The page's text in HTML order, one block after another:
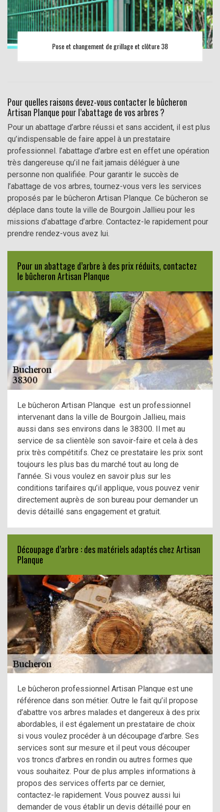
Pose et changement de grillage et clôture 38
Pour quelles raisons devez-vous contacter le bûcheron
Artisan Planque pour l’abattage de vos arbres ?
Pour un abattage d’arbre réussi et sans accident, il est plus
qu’indispensable de faire appel à un prestataire
professionnel. l’abattage d’arbre est en effet une opération
très dangereuse qu’il ne fait jamais déléguer à une
personne non qualifiée. Pour garantir le succès de
l’abattage de vos arbres, tournez-vous vers les services
proposés par le bûcheron Artisan Planque. Ce bûcheron se
déplace dans toute la ville de Bourgoin Jallieu pour les
missions d’abattage d’arbre. Contactez-le rapidement pour
prendre rendez-vous avez lui.
Pour un abattage d’arbre à des prix réduits, contactez
le bûcheron Artisan Planque
Le bûcheron Artisan Planque est un professionnel
intervenant dans la ville de Bourgoin Jallieu, mais
aussi dans ses environs dans le 38300. Il met au
service de sa clientèle son savoir-faire et cela à des
prix très compétitifs. Chez ce prestataire les prix sont
toujours les plus bas du marché tout au long de
l’année. Si vous voulez en savoir plus sur les
conditions tarifaires qu’il applique, vous pouvez venir
directement auprès de son bureau pour demander un
devis détaillé sans engagement et gratuit.
Découpage d’arbre : des matériels adaptés chez Artisan
Planque
Le bûcheron professionnel Artisan Planque est une
référence dans son métier. Outre le fait qu’il propose
d’abattre vos arbres malades et dangereux à des prix
abordables, il est également un prestataire de choix
si vous voulez procéder à un découpage d’arbre. Ses
services sont sur mesure et il peut vous découper
vos troncs d’arbres en rondin ou autres formes que
vous souhaitez. Pour de plus amples informations à
propos des services offerts par ce dernier,
contactez-le rapidement. Vous pouvez aussi lui
demander de vous établir un devis détaillé pour en